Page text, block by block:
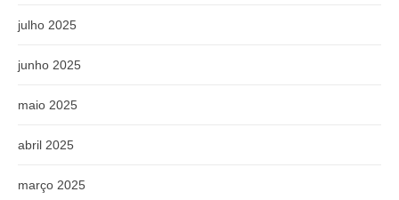
julho 2025
junho 2025
maio 2025
abril 2025
março 2025